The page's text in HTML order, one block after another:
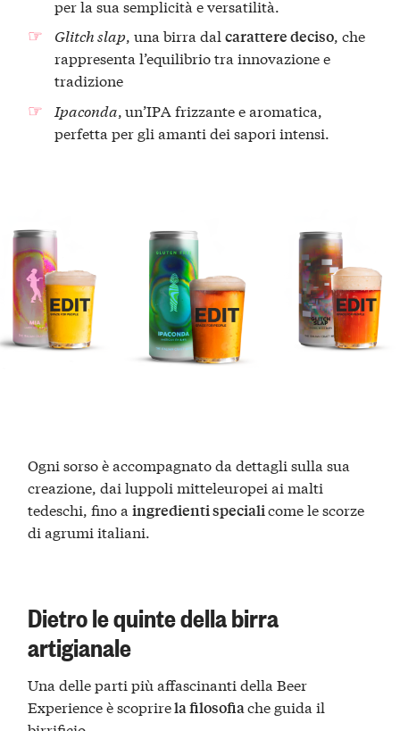
per la sua semplicità e versatilità.
Glitch slap, una birra dal carattere deciso, che
rappresenta l’equilibrio tra innovazione e
tradizione
Ipaconda,un’IPA frizzante e aromatica,
perfetta per gli amanti dei sapori intensi.
Ogni sorso è accompagnato da dettagli sulla sua
creazione, dai luppoli mitteleuropei ai malti
tedeschi, fino aingredienti specialicome le scorze
di agrumi italiani.
Dietro le quinte della birra
artigianale
Una delle parti più affascinanti della Beer
Experience è scoprirela filosofiache guida il